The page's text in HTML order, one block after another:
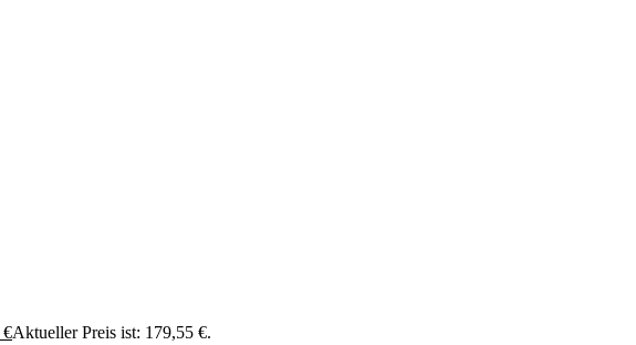
€Aktueller Preis ist: 179,55 €.